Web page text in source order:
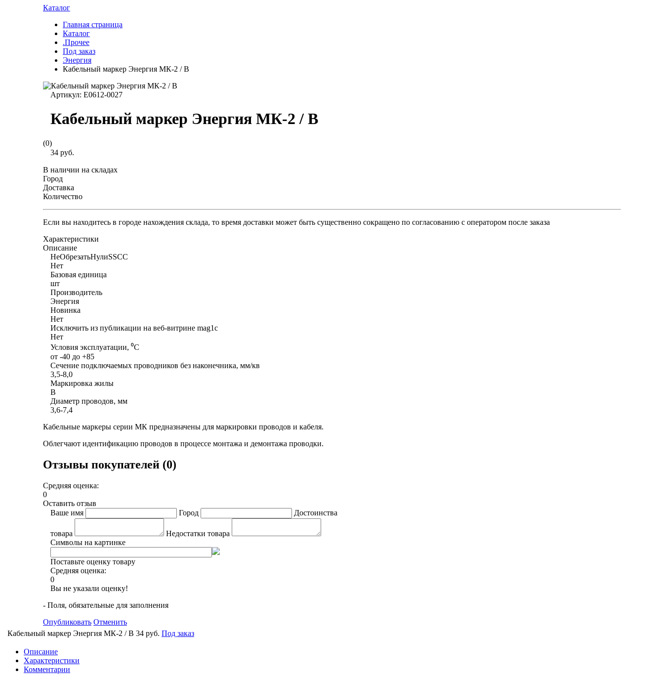
Каталог
Главная страница
Каталог
.Прочее
Под заказ
Энергия
Кабельный маркер Энергия МК-2 / В
Артикул: Е0612-0027
Кабельный маркер Энергия МК-2 / В
(0)
34 руб.
В наличии на складах
Город
Доставка
Количество
Если вы находитесь в городе нахождения склада, то время доставки может быть существенно сокращено по согласованию с оператором после заказа
Характеристики
Описание
НеОбрезатьНулиSSCC
Нет
Базовая единица
шт
Производитель
Энергия
Новинка
Нет
Исключить из публикации на веб-витрине mag1c
Нет
Условия эксплуатации, ⁰С
от -40 до +85
Сечение подключаемых проводников без наконечника, мм/кв
3,5-8,0
Маркировка жилы
B
Диаметр проводов, мм
3,6-7,4
Кабельные маркеры серии МК предназначены для маркировки проводов и кабеля.
Облегчают идентификацию проводов в процессе монтажа и демонтажа проводки.
Отзывы покупателей (0)
Средняя оценка:
0
Оставить отзыв
Ваше имя
Город Достоинства
товара
Недостатки товара
Символы на картинке
Поставьте оценку товару
Средняя оценка:
0
Вы не указали оценку!
- Поля, обязательные для заполнения
Опубликовать Отменить
Кабельный маркер Энергия МК-2 / В 34 руб. Под заказ
Описание
Характеристики
Комментарии